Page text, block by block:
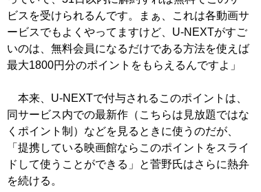
ビスを受けられるんです。まぁ、これは各動画サ
ービスでもよくやってますけど、U-NEXTがすご
いのは、無料会員になるだけである方法を使えば
最大1800円分のポイントをもらえるんですよ」
本来、U-NEXTで付与されるこのポイントは、
同サービス内での最新作（こちらは見放題ではな
くポイント制）などを見るときに使うのだが、
「提携している映画館ならこのポイントをスライ
ドして使うことができる」と菅野氏はさらに熱弁
を続ける。